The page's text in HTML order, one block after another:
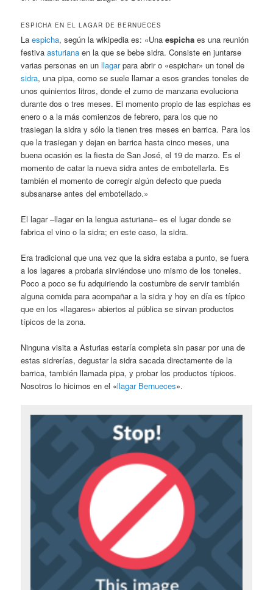
ESPICHA EN EL LAGAR DE BERNUECES
Laespicha, según la wikipedia es: «Unaespicha es una reunión
festivaasturiana en la que se bebe sidra. Consiste en juntarse
varias personas en unllagarpara abrir o «espichar» un tonel de
sidra, una pipa, como se suele llamar a esos grandes toneles de
unos quinientos litros, donde el zumo de manzana evoluciona
durante dos o tres meses. El momento propio de las espichas es
enero o a la más comienzos de febrero, para los que no
trasiegan la sidra y sólo la tienen tres meses en barrica. Para los
que la trasiegan y dejan en barrica hasta cinco meses, una
buena ocasión es la fiesta de San José, el 19 de marzo. Es el
momento de catar la nueva sidra antes de embotellarla. Es
también el momento de corregir algún defecto que pueda
subsanarse antes del embotellado.»
El lagar –llagar en la lengua asturiana– es el lugar donde se
fabrica el vino o la sidra; en este caso, la sidra.
Era tradicional que una vez que la sidra estaba a punto, se fuera
a los lagares a probarla sirviéndose uno mismo de los toneles.
Poco a poco se fu adquiriendo la costumbre de servir también
alguna comida para acompañar a la sidra y hoy en día es típico
que en los «llagares» abiertos al pública se sirvan productos
típicos de la zona.
Ninguna visita a Asturias estaría completa sin pasar por una de
estas sidrerías, degustar la sidra sacada directamente de la
barrica, también llamada pipa, y probar los productos típicos.
Nosotros lo hicimos en el «llagar Bernueces».